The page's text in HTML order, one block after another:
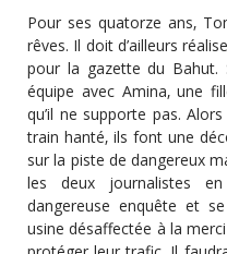
Pour ses quatorze ans‚
rêves. Il doit d’ailleurs
pour la gazette du Bahut.
équipe avec Amina‚ une
qu’il ne supporte pas.
train hanté‚ ils font une
sur la piste de dangereux
les deux journalistes
dangereuse enquête et
usine désaffectée à la